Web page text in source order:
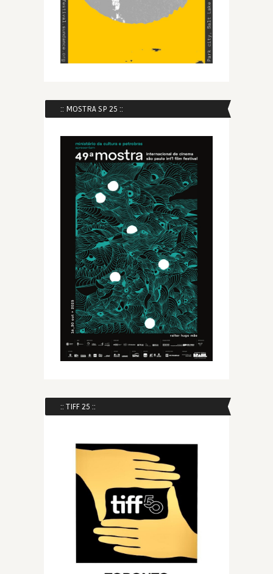
:: MOSTRA SP 25 ::
:: TIFF 25 ::